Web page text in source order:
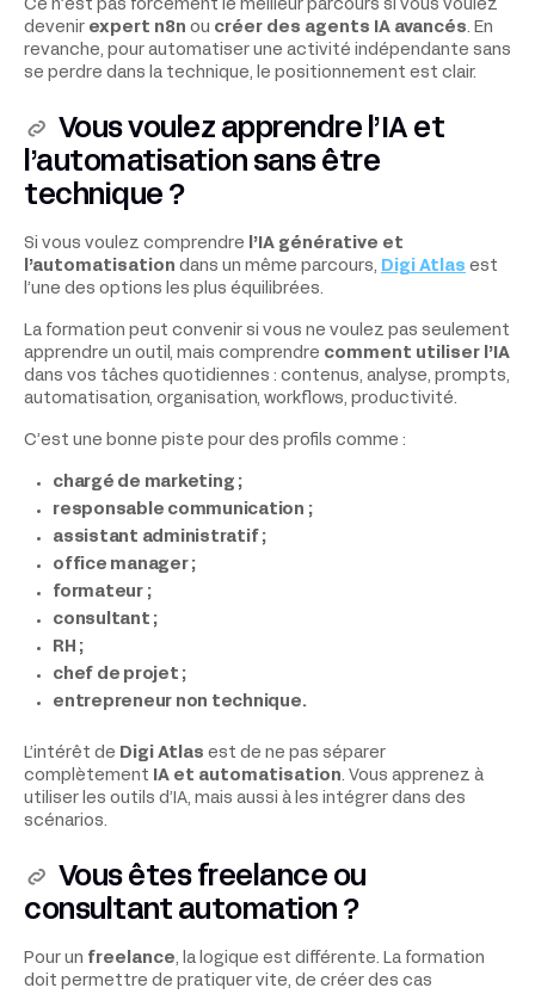
Ce n’est pas forcément le meilleur parcours si vous voulez
devenir expert n8n ou créer des agents IA avancés. En
revanche, pour automatiser une activité indépendante sans
se perdre dans la technique, le positionnement est clair.
Vous voulez apprendre l’IA et
l’automatisation sans être
technique ?
Si vous voulez comprendre l’IA générative et
l’automatisation dans un même parcours, Digi Atlas est
l’une des options les plus équilibrées.
La formation peut convenir si vous ne voulez pas seulement
apprendre un outil, mais comprendre comment utiliser l’IA
dans vos tâches quotidiennes : contenus, analyse, prompts,
automatisation, organisation, workflows, productivité.
C’est une bonne piste pour des profils comme :
chargé de marketing ;
responsable communication ;
assistant administratif ;
office manager ;
formateur ;
consultant ;
RH ;
chef de projet ;
entrepreneur non technique.
L’intérêt de Digi Atlas est de ne pas séparer
complètement
IA et automatisation. Vous apprenez à
utiliser les outils d’IA, mais aussi à les intégrer dans des
scénarios.
Vous êtes freelance ou
consultant automation ?
Pour un freelance, la logique est différente. La formation
doit permettre de pratiquer vite, de créer des cas